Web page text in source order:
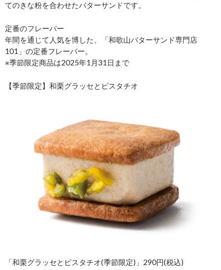
てのきな粉を合わせたバターサンドです。
定番のフレーバー
年間を通じて人気を博した、「和歌山バターサンド専門店
101」の定番フレーバー。
※季節限定商品は2025年1月31日まで
【季節限定】和栗グラッセとピスタチオ
「和栗グラッセとピスタチオ(季節限定)」290円(税込)